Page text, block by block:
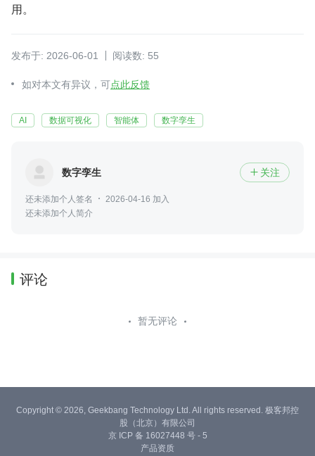
用。
发布于: 2026-06-01 阅读数: 55
如对本文有异议，可点此反馈
AI 数据可视化 智能体 数字孪生
数字孪生  关注
还未添加个人签名
2026-04-16 加入
还未添加个人简介
评论
暂无评论
Copyright © 2026, Geekbang Technology Ltd. All rights reserved. 极客邦控
股（北京）有限公司
京 ICP 备 16027448 号 - 5
产品资质